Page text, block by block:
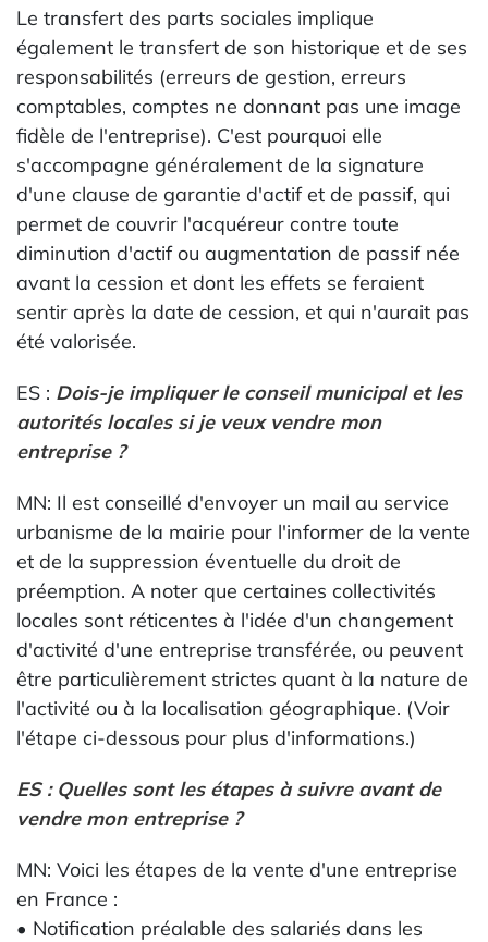
Le transfert des parts sociales implique
également le transfert de son historique et de ses
responsabilités (erreurs de gestion, erreurs
comptables, comptes ne donnant pas une image
fidèle de l'entreprise). C'est pourquoi elle
s'accompagne généralement de la signature
d'une clause de garantie d'actif et de passif, qui
permet de couvrir l'acquéreur contre toute
diminution d'actif ou augmentation de passif née
avant la cession et dont les effets se feraient
sentir après la date de cession, et qui n'aurait pas
été valorisée.
ES : Dois-je impliquer le conseil municipal et les
autorités locales si je veux vendre mon
entreprise ?
MN: Il est conseillé d'envoyer un mail au service
urbanisme de la mairie pour l'informer de la vente
et de la suppression éventuelle du droit de
préemption. A noter que certaines collectivités
locales sont réticentes à l'idée d'un changement
d'activité d'une entreprise transférée, ou peuvent
être particulièrement strictes quant à la nature de
l'activité ou à la localisation géographique. (Voir
l'étape ci-dessous pour plus d'informations.)
ES : Quelles sont les étapes à suivre avant de
vendre mon entreprise ?
MN: Voici les étapes de la vente d'une entreprise
en France :
• Notification préalable des salariés dans les